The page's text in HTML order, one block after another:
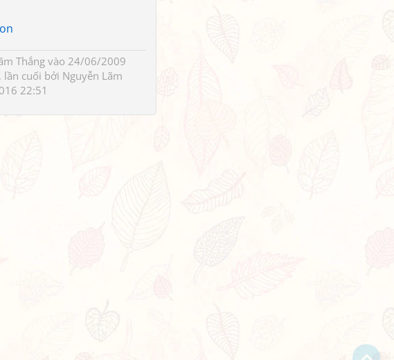
Thắng vào 24/06/2009
lần cuối bởi Nguyễn Lãm
22:51